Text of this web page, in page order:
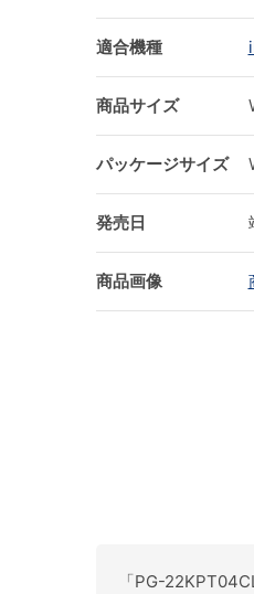
適合機種
商品サイズ
パッケージサイズ
発売日
商品画像
「PG-